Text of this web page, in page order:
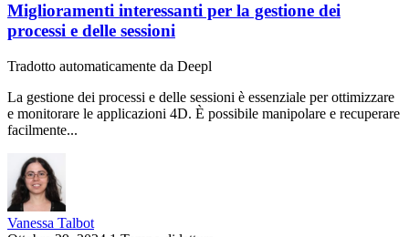
Miglioramenti interessanti per la gestione dei
processi e delle sessioni
Tradotto automaticamente da Deepl
La gestione dei processi e delle sessioni è essenziale per ottimizzare
e monitorare le applicazioni 4D. È possibile manipolare e recuperare
facilmente...
Vanessa Talbot